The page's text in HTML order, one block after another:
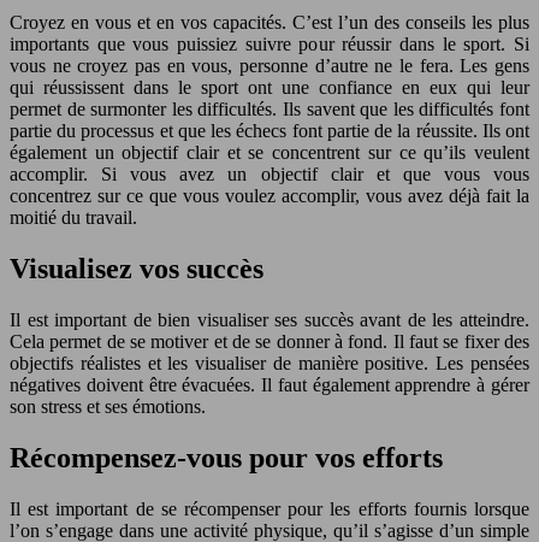
Croyez en vous et en vos capacités. C’est l’un des conseils les plus
importants que vous puissiez suivre pour réussir dans le sport. Si
vous ne croyez pas en vous, personne d’autre ne le fera. Les gens
qui réussissent dans le sport ont une confiance en eux qui leur
permet de surmonter les difficultés. Ils savent que les difficultés font
partie du processus et que les échecs font partie de la réussite. Ils ont
également un objectif clair et se concentrent sur ce qu’ils veulent
accomplir. Si vous avez un objectif clair et que vous vous
concentrez sur ce que vous voulez accomplir, vous avez déjà fait la
moitié du travail.
Visualisez vos succès
Il est important de bien visualiser ses succès avant de les atteindre.
Cela permet de se motiver et de se donner à fond. Il faut se fixer des
objectifs réalistes et les visualiser de manière positive. Les pensées
négatives doivent être évacuées. Il faut également apprendre à gérer
son stress et ses émotions.
Récompensez-vous pour vos efforts
Il est important de se récompenser pour les efforts fournis lorsque
l’on s’engage dans une activité physique, qu’il s’agisse d’un simple